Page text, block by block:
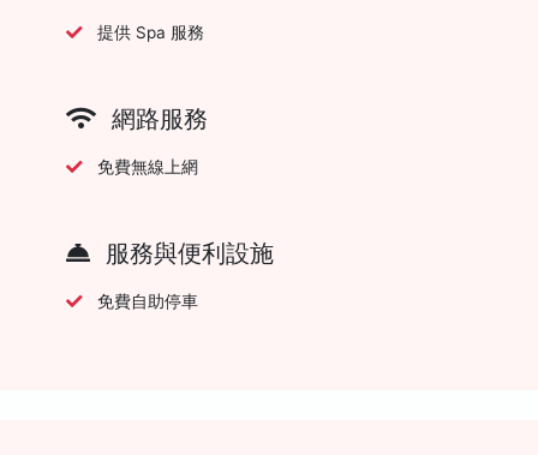
提供 Spa 服務
網路服務
免費無線上網
服務與便利設施
免費自助停車